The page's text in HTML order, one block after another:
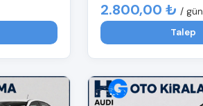
2.800,00 ₺ / gün
Talep